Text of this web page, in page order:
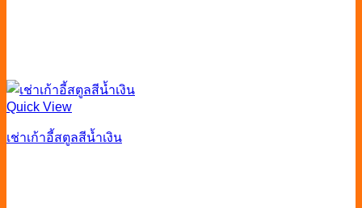
Quick View
เช่าเก้าอี้สตูลสีน้ำเงิน